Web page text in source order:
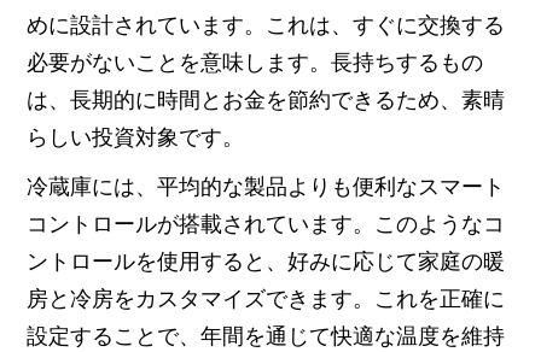
めに設計されています。これは、すぐに交換する
必要がないことを意味します。長持ちするもの
は、長期的に時間とお金を節約できるため、素晴
らしい投資対象です。
冷蔵庫には、平均的な製品よりも便利なスマート
コントロールが搭載されています。このようなコ
ントロールを使用すると、好みに応じて家庭の暖
房と冷房をカスタマイズできます。これを正確に
設定することで、年間を通じて快適な温度を維持